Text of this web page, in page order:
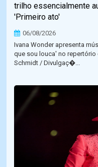
trilho essencialmente
'Primeiro ato'
06/08/2026
Ivana Wonder apresenta
que sou louca' no repertório
Schmidt / Divulgaç�...